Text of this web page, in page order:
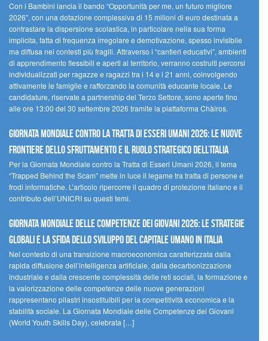
Con i Bambini lancia il bando “Opportunità per me, un futuro migliore
2026”, con una dotazione complessiva di 15 milioni di euro destinata a
contrastare la dispersione scolastica, in particolare nella sua forma
implicita, fatta di frequenza irregolare e demotivazione, spesso invisibile
ma diffusa nei contesti più fragili. Attraverso i “cantieri educativi”, ambienti
di apprendimento flessibili e aperti al territorio, verranno costruiti percorsi
individualizzati per ragazze e ragazzi tra i 14 e i 21 anni, coinvolgendo
attivamente le famiglie e rafforzando la comunità educante locale. Le
candidature, riservate a partnership del Terzo Settore, sono aperte fino
alle ore 13:00 del 30 settembre 2026 tramite la piattaforma Chàiros.
GIORNATA MONDIALE CONTRO LA TRATTA DI ESSERI UMANI 2026: LE NUOVE
FRONTIERE DELLO SFRUTTAMENTO E IL RUOLO STRATEGICO DELL’ITALIA
Per la Giornata Mondiale contro la Tratta di Esseri Umani 2026, il tema
“Trapped Behind the Scam” mette in luce il legame tra tratta di persone e
frodi informatiche. L’articolo ripercorre il quadro di protezione italiano e il
contributo dell’UNICRI su questi temi.
GIORNATA MONDIALE DELLE COMPETENZE DEI GIOVANI 2026: LE STRATEGIE
GLOBALI E LA SFIDA DELLO SVILUPPO DEL CAPITALE UMANO IN ITALIA
Nel contesto di una transizione macroeconomica caratterizzata dalla
rapida diffusione dell’intelligenza artificiale, dalla decarbonizzazione
industriale e dalla crescente complessità delle reti sociali, la formazione e
la valorizzazione delle competenze delle nuove generazioni
rappresentano pilastri insostituibili per la competitività economica e la
stabilità sociale. La Giornata Mondiale delle Competenze dei Giovani
(World Youth Skills Day), celebrata […]